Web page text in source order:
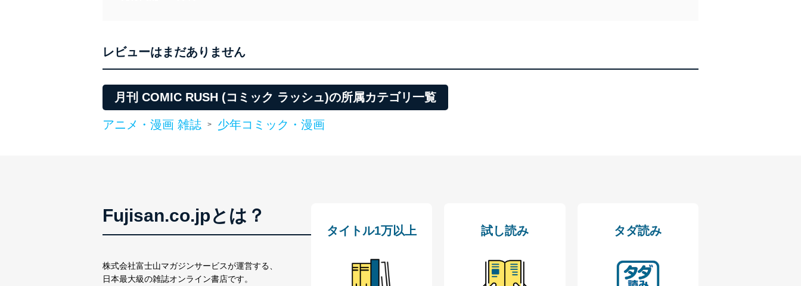
レビューはまだありません
月刊 COMIC RUSH (コミック ラッシュ)の所属カテゴリ一覧
アニメ・漫画 雑誌 > 少年コミック・漫画
Fujisan.co.jpとは？
株式会社富士山マガジンサービスが運営する、
日本最大級の雑誌オンライン書店です。
タイトル1万以上 試し読み タダ読み